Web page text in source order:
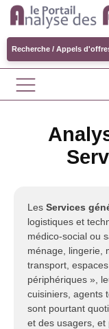
Recherche / Appels
Les Services
logistiques et
médico-social ou
ménage, lingerie,
transport,
périphériques »,
cuisiniers, agents
sont pourtant
et des usagers, et